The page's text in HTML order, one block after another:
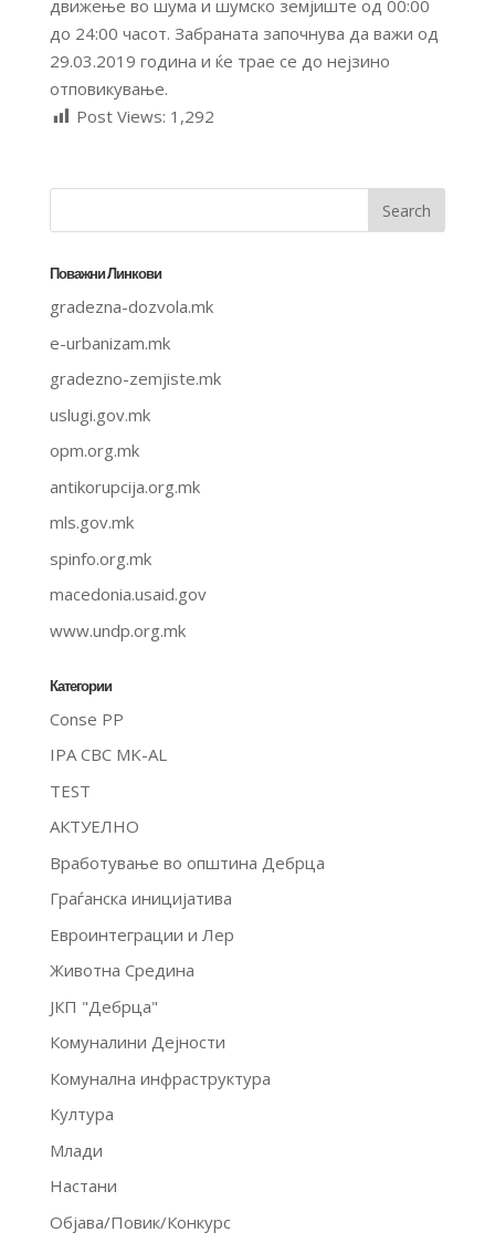
движење во шума и шумско земјиште од 00:00
до 24:00 часот. Забраната започнува да важи од
29.03.2019 година и ќе трае се до нејзино
отповикување.
Post Views: 1,292
Поважни Линкови
gradezna-dozvola.mk
e-urbanizam.mk
gradezno-zemjiste.mk
uslugi.gov.mk
opm.org.mk
antikorupcija.org.mk
mls.gov.mk
spinfo.org.mk
macedonia.usaid.gov
www.undp.org.mk
Категории
Conse PP
IPA CBC MK-AL
TEST
АКТУЕЛНО
Вработување во општина Дебрца
Граѓанска иницијатива
Евроинтеграции и Лер
Животна Средина
ЈКП "Дебрца"
Комуналини Дејности
Комунална инфраструктура
Култура
Млади
Настани
Објава/Повик/Конкурс